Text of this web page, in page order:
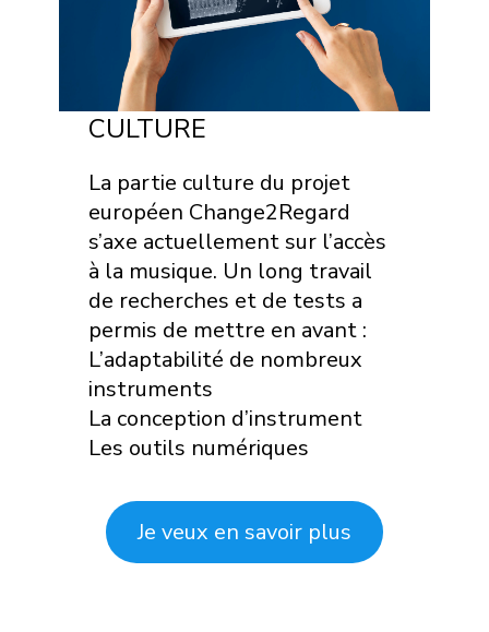
CULTURE
La partie culture du projet
européen Change2Regard
s’axe actuellement sur l’accès
à la musique. Un long travail
de recherches et de tests a
permis de mettre en avant :
L’adaptabilité de nombreux
instruments
La conception d’instrument
Les outils numériques
Je veux en savoir plus